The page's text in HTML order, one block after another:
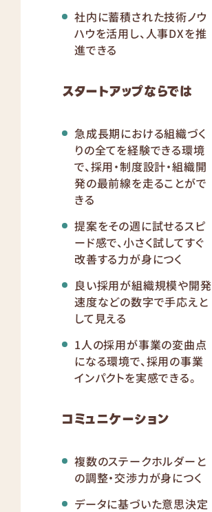
社内に蓄積された技術ノウ
ハウを活用し、人事DXを推
進できる
スタートアップならでは
急成長期における組織づく
りの全てを経験できる環境
で、採用・制度設計・組織開
発の最前線を走ることがで
きる
提案をその週に試せるスピ
ード感で、小さく試してすぐ
改善する力が身につく
良い採用が組織規模や開発
速度などの数字で手応えと
して見える
1人の採用が事業の変曲点
になる環境で、採用の事業
インパクトを実感できる。
コミュニケーション
複数のステークホルダーと
の調整・交渉力が身につく
データに基づいた意思決定